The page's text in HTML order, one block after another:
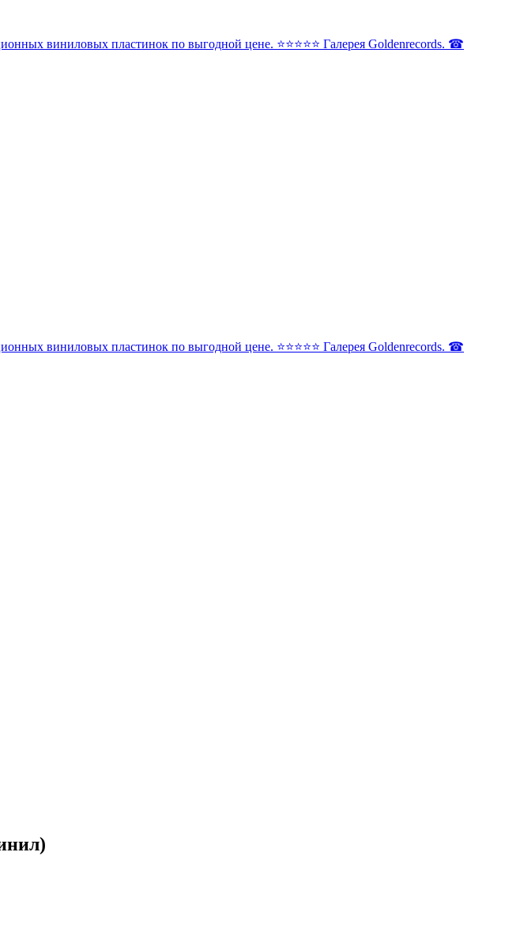
виниловых пластинок по выгодной цене. ⭐️⭐️⭐️⭐️⭐️ Галерея Goldenrecords. ☎
виниловых пластинок по выгодной цене. ⭐️⭐️⭐️⭐️⭐️ Галерея Goldenrecords. ☎